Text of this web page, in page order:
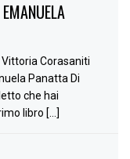
Corasaniti
Panatta Di
che hai
libro […]